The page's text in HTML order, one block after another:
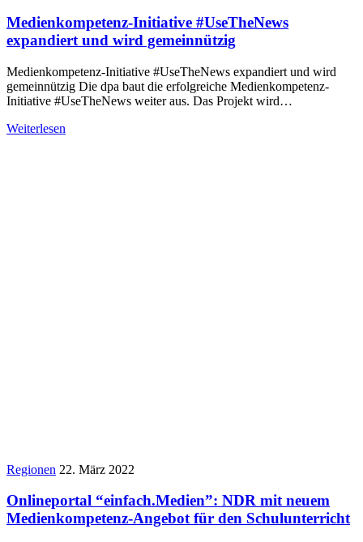
Medienkompetenz-Initiative #UseTheNews
expandiert und wird gemeinnützig
Medienkompetenz-Initiative #UseTheNews expandiert und wird
gemeinnützig Die dpa baut die erfolgreiche Medienkompetenz-
Initiative #UseTheNews weiter aus. Das Projekt wird…
Weiterlesen
Regionen 22. März 2022
Onlineportal “einfach.Medien”: NDR mit neuem
Medienkompetenz-Angebot für den Schulunterricht